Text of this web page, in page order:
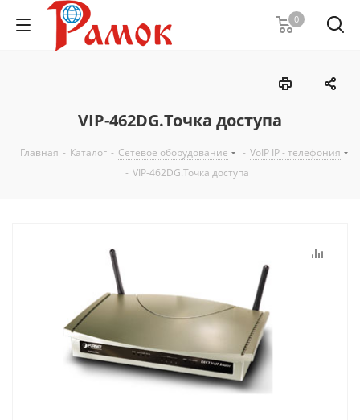
0
VIP-462DG.Точка доступа
Главная - Каталог - Сетевое оборудование - VoIP IP - телефония
- VIP-462DG.Точка доступа